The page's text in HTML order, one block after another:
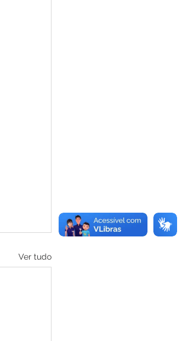
Ver tudo